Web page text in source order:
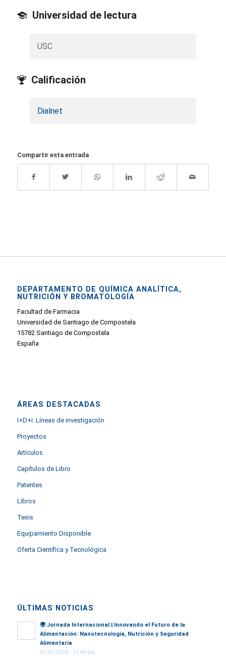
Universidad de lectura
USC
Calificación
Dialnet
Compartir esta entrada
DEPARTAMENTO DE QUÍMICA ANALÍTICA,
NUTRICIÓN Y BROMATOLOGÍA
Facultad de Farmacia
Universidad de Santiago de Compostela
15782 Santiago de Compostela
España
ÁREAS DESTACADAS
I+D+i: Líneas de investigación
Proyectos
Artículos
Capítulos de Libro
Patentes
Libros
Tesis
Equipamiento Disponible
Oferta Científica y Tecnológica
ÚLTIMAS NOTICIAS
🌍 Jornada Internacional | Innovando el Futuro de la
Alimentación: Nanotecnología, Nutrición y Seguridad
Alimentaria
02/07/2026 - 12:49 pm